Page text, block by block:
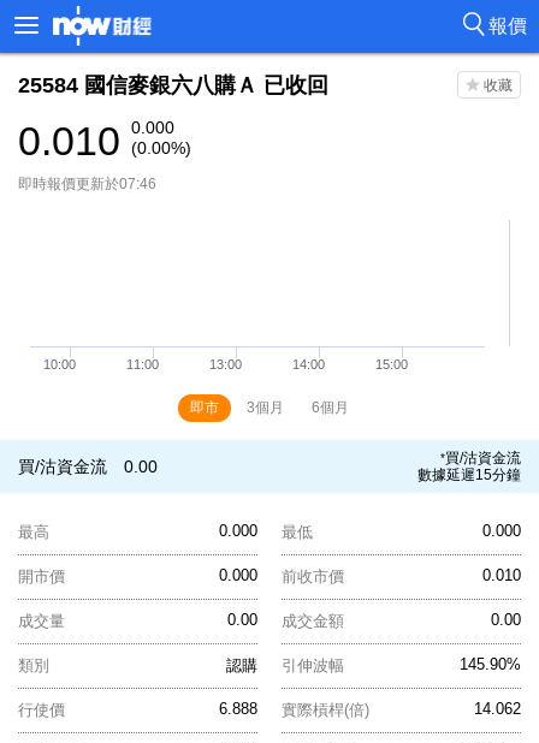
報價
25584 國信麥銀六八購Ａ 已收回
0.010
0.000
(0.00%)
即時報價更新於07:46
即市 3個月 6個月
買/沽資金流 0.00 *買/沽資金流
數據延遲15分鐘
0.000
最高 0.000
最低
0.000
開市價 0.010
前收市價
0.00
成交量 0.00
成交金額
認購
類別 145.90%
引伸波幅
6.888
行使價 14.062
實際槓桿(倍)